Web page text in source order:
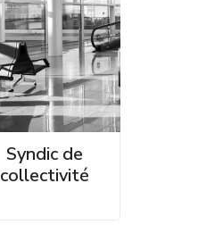
Syndic de
collectivité